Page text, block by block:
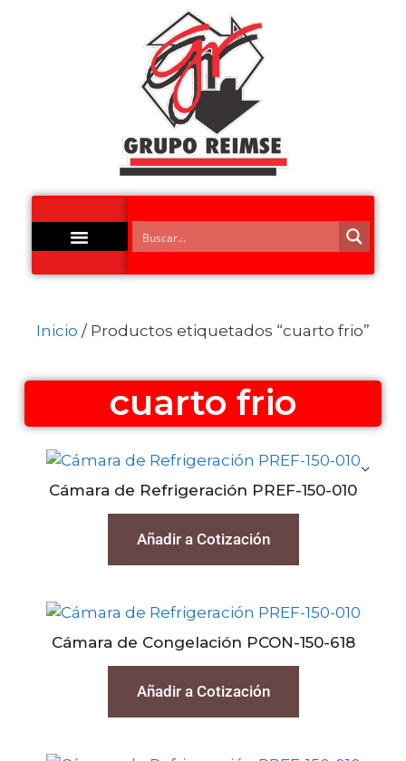
Inicio / Productos etiquetados “cuarto frio”
cuarto frio
Cámara de Refrigeración PREF-150-010
Añadir a Cotización
Cámara de Congelación PCON-150-618
Añadir a Cotización